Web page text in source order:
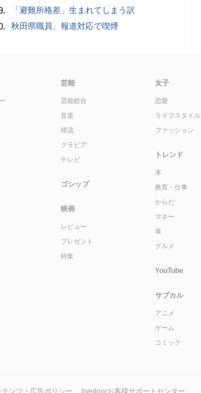
「避難所格差」生まれてしまう訳
秋田県職員、報道対応で喫煙
芸能
芸能総合
音楽
韓流
グラビア
テレビ
ゴシップ
映画
レビュー
プレゼント
特集
女子
恋愛
ライフスタイル
ファッション
トレンド
本
教育・仕事
からだ
マネー
車
グルメ
YouTube
サブカル
アニメ
ゲーム
コミック
テンツ・広告ポリシー livedoorお客様サポートセンター